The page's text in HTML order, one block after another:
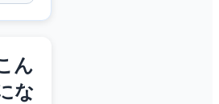
ん
な